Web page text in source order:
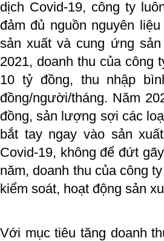
dịch Covid-19, công ty
đảm đủ nguồn nguyên
sản xuất và cung ứng
2021, doanh thu của công
10 tỷ đồng, thu nhập
đồng/người/tháng. Năm
đồng, sản lượng sợi các
bắt tay ngay vào sản
Covid-19, không để đứt
năm, doanh thu của công
kiểm soát, hoạt động sản
Với mục tiêu tăng doanh